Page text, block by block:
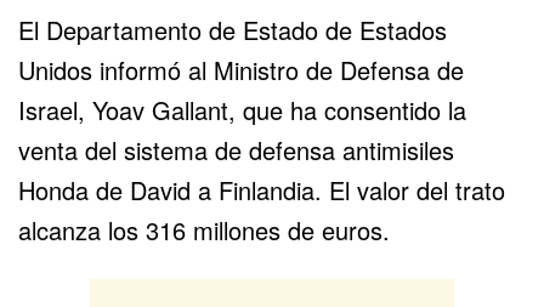
El Departamento de Estado de Estados
Unidos informó al Ministro de Defensa de
Israel, Yoav Gallant, que ha consentido la
venta del sistema de defensa antimisiles
Honda de David a Finlandia. El valor del trato
alcanza los 316 millones de euros.